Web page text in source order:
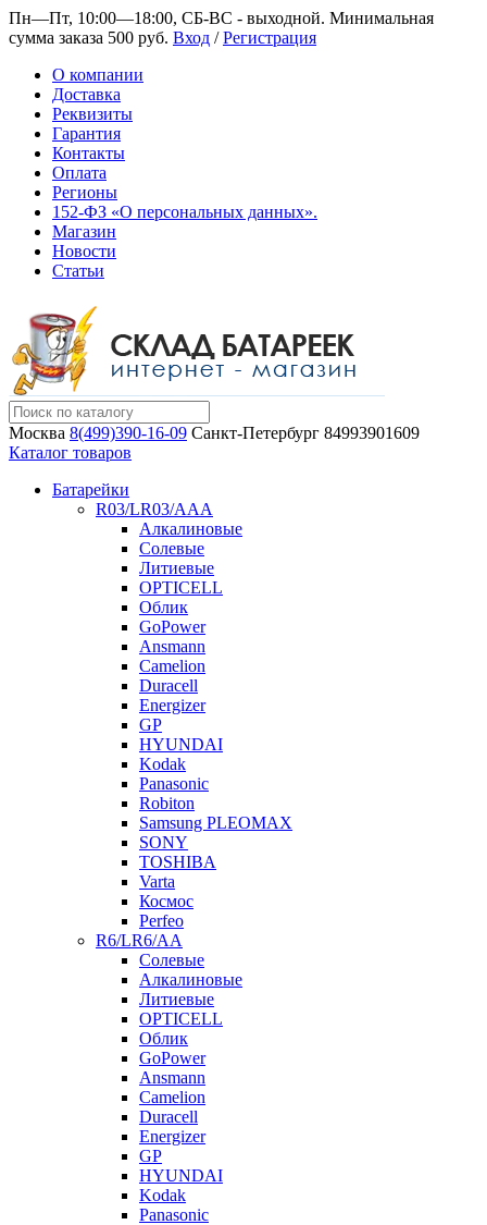
Пн—Пт, 10:00—18:00, СБ-ВС - выходной. Минимальная
сумма заказа 500 руб. Вход /Регистрация
О компании
Доставка
Реквизиты
Гарантия
Контакты
Оплата
Регионы
152-ФЗ «О персональных данных».
Магазин
Новости
Статьи
Москва 8(499)390-16-09 Санкт-Петербург 84993901609
Каталог товаров
Батарейки
R03/LR03/AAA
Алкалиновые
Солевые
Литиевые
OPTICELL
Облик
GoPower
Ansmann
Camelion
Duracell
Energizer
GP
HYUNDAI
Kodak
Panasonic
Robiton
Samsung PLEOMAX
SONY
TOSHIBA
Varta
Космос
Perfeo
R6/LR6/AA
Солевые
Алкалиновые
Литиевые
OPTICELL
Облик
GoPower
Ansmann
Camelion
Duracell
Energizer
GP
HYUNDAI
Kodak
Panasonic